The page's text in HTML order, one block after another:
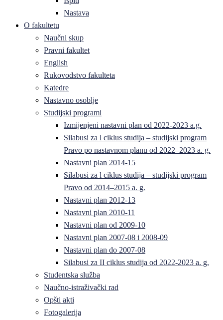
Nastava
O fakultetu
Naučni skup
Pravni fakultet
English
Rukovodstvo fakulteta
Katedre
Nastavno osoblje
Studijski programi
Izmijenjeni nastavni plan od 2022-2023 a.g.
Silabusi za l ciklus studija – studijski program
Pravo po nastavnom planu od 2022–2023 a. g.
Nastavni plan 2014-15
Silabusi za l ciklus studija – studijski program
Pravo od 2014–2015 a. g.
Nastavni plan 2012-13
Nastavni plan 2010-11
Nastavni plan od 2009-10
Nastavni plan 2007-08 i 2008-09
Nastavni plan do 2007-08
Silabusi za II ciklus studija od 2022-2023 a. g.
Studentska služba
Naučno-istraživački rad
Opšti akti
Fotogalerija